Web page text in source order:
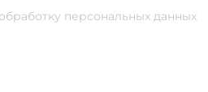
персональных данных